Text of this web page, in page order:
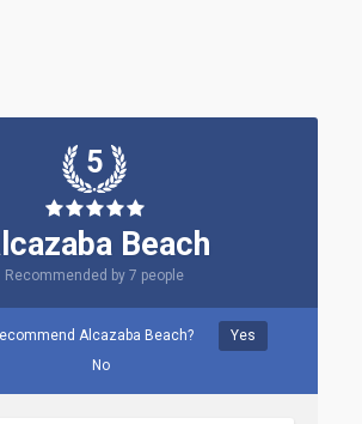
5
Beach
Recommended by 7 people
Alcazaba Beach?
Yes
No